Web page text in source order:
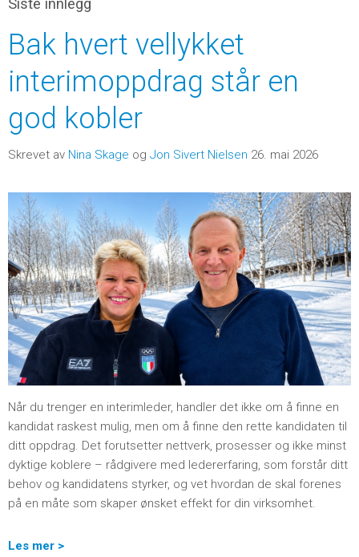
Siste innlegg
Bak hvert vellykket
interimoppdrag står en
god kobler
Skrevet av Nina Skage og Jon Sivert Nielsen 26. mai 2026
Når du trenger en interimleder, handler det ikke om å finne en
kandidat raskest mulig, men om å finne den rette kandidaten til
ditt oppdrag. Det forutsetter nettverk, prosesser og ikke minst
dyktige koblere – rådgivere med ledererfaring, som forstår ditt
behov og kandidatens styrker, og vet hvordan de skal forenes
på en måte som skaper ønsket effekt for din virksomhet.
Les mer >